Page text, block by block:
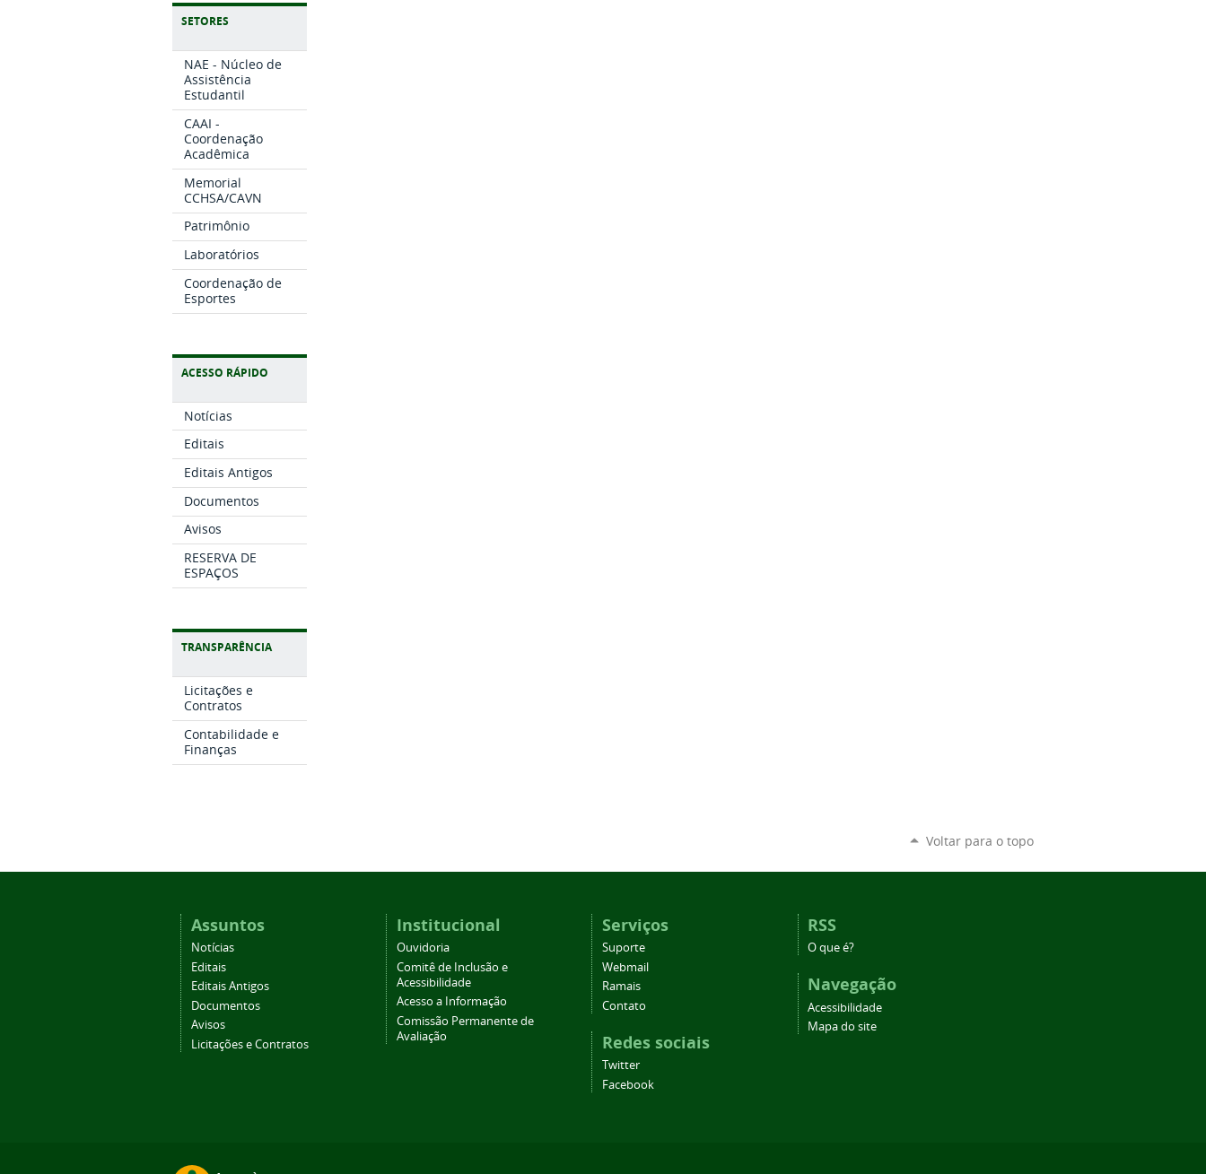
SETORES
NAE - Núcleo de
Assistência
Estudantil
CAAI -
Coordenação
Acadêmica
Memorial
CCHSA/CAVN
Patrimônio
Laboratórios
Coordenação de
Esportes
ACESSO RÁPIDO
Notícias
Editais
Editais Antigos
Documentos
Avisos
RESERVA DE
ESPAÇOS
TRANSPARÊNCIA
Licitações e
Contratos
Contabilidade e
Finanças
Voltar para o topo
Assuntos
Notícias
Editais
Editais Antigos
Documentos
Avisos
Licitações e Contratos
Institucional
Ouvidoria
Comitê de Inclusão e
Acessibilidade
Acesso a Informação
Comissão Permanente de
Avaliação
Serviços
Suporte
Webmail
Ramais
Contato
Redes sociais
Twitter
Facebook
RSS
O que é?
Navegação
Acessibilidade
Mapa do site